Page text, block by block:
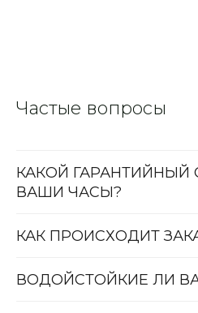
Частые вопросы
КАКОЙ ГАРАНТИЙНЫЙ
ВАШИ ЧАСЫ?
КАК ПРОИСХОДИТ
ВОДОЙСТОЙКИЕ ЛИ